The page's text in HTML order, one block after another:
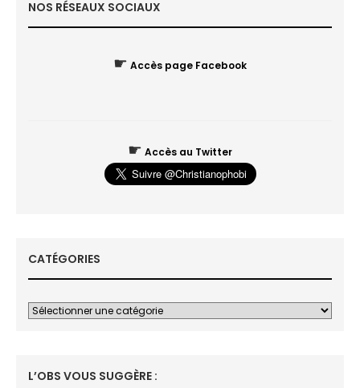
NOS RÉSEAUX SOCIAUX
☛ Accès page Facebook
☛ Accès au Twitter
CATÉGORIES
L’OBS VOUS SUGGÈRE :